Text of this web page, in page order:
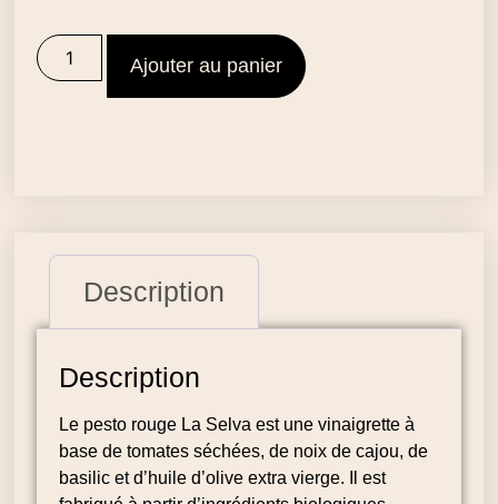
Ajouter au panier
Description
Description
Le pesto rouge La Selva est une vinaigrette à
base de tomates séchées, de noix de cajou, de
basilic et d’huile d’olive extra vierge. Il est